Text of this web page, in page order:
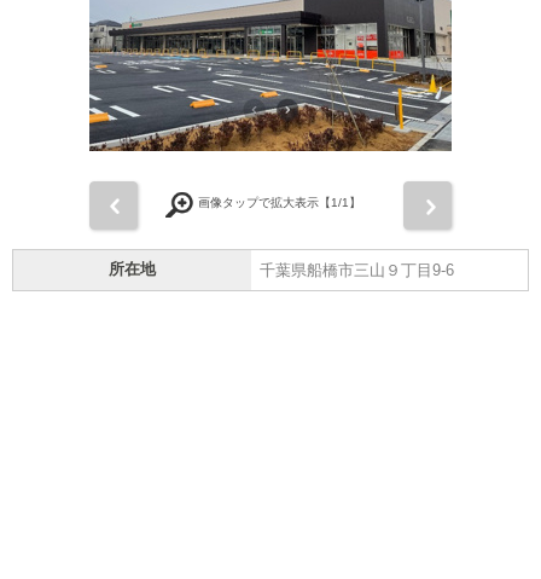
画像タップで拡大表示【1/1】
所在地 千葉県船橋市三山９丁目9-6